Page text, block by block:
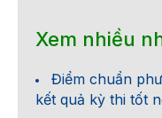
Xem nhiều
Điểm chuẩn
kết quả kỳ thi tốt